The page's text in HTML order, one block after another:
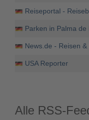
Reiseportal -
Parken in Palma de
News.de - Reisen &
USA Reporter
Alle RSS-